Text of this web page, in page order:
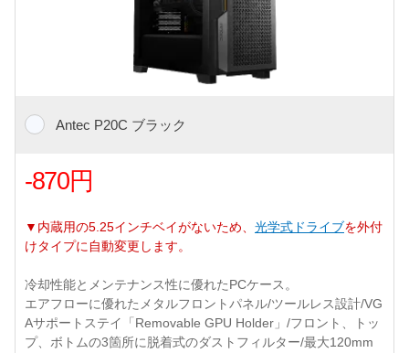
Antec P20C ブラック
-870円
▼内蔵用の5.25インチベイがないため、 光学式ドライブを外付
けタイプに自動変更します。
冷却性能とメンテナンス性に優れたPCケース。
エアフローに優れたメタルフロントパネル/ツールレス設計/VG
Aサポートステイ「Removable GPU Holder」/フロント、トッ
プ、ボトムの3箇所に脱着式のダストフィルター/最大120mm